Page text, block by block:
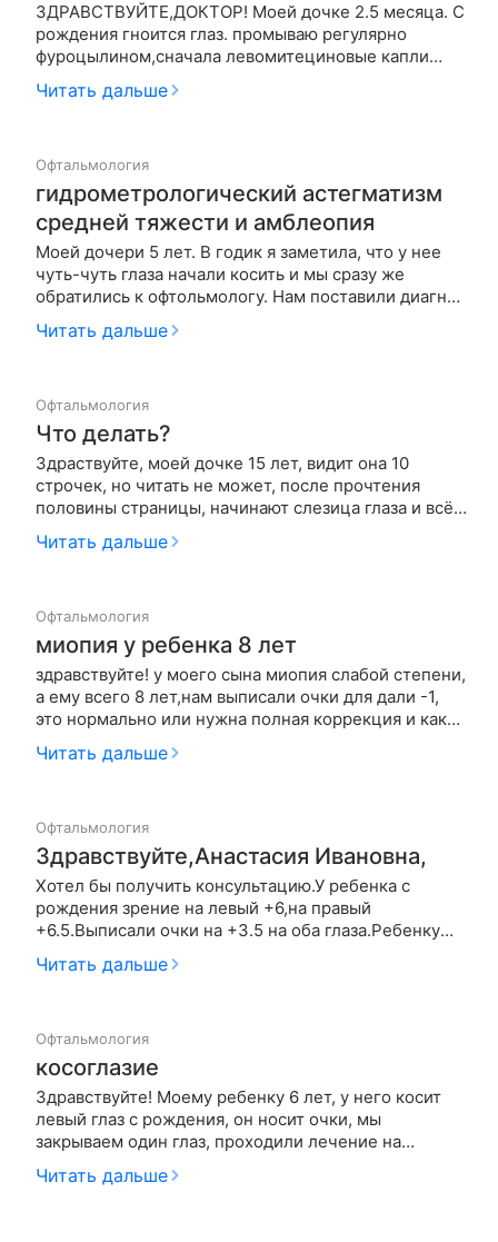
ЗДРАВСТВУЙТЕ,ДОКТОР! Моей дочке 2.5 месяца. С
рождения гноится глаз. промываю регулярно
фуроцылином,сначала левомитециновые капли
капала и альбуцид,затем перешли на тобрекс и
витабакт. (все назначал врач). ничего не помогает.
Читать дальше
Офтальмология
гидрометрологический астегматизм
средней тяжести и амблеопия
Моей дочери 5 лет. В годик я заметила, что у нее
чуть-чуть глаза начали косить и мы сразу же
обратились к офтольмологу. Нам поставили диагноз
гидрометрологический астегматизм средней
тяжести, амблеопию и сходящееся косоглазие.
Читать дальше
Офтальмология
Что делать?
Здраствуйте, моей дочке 15 лет, видит она 10
строчек, но читать не может, после прочтения
половины страницы, начинают слезица глаза и всё
расплывается. Два года наблюдаемся у врачей,и
они уже не знают какие лекарства и витамины
Читать дальше
Офтальмология
миопия у ребенка 8 лет
здравствуйте! у моего сына миопия слабой степени,
а ему всего 8 лет,нам выписали очки для дали -1,
это нормально или нужна полная коррекция и как
можно полечить глаза, чтобы зрение не падало?
раньше были упражнения на компьютере и капли
Читать дальше
Офтальмология
Здравствуйте,Анастасия Ивановна,
Хотел бы получить консультацию.У ребенка с
рождения зрение на левый +6,на правый
+6.5.Выписали очки на +3.5 на оба глаза.Ребенку
сейчас 3 года,1.5 из них он ходит в очках.Ни каких
изменений нет вообще!Правильно ли нам
Читать дальше
Офтальмология
косоглазие
Здравствуйте! Моему ребенку 6 лет, у него косит
левый глаз с рождения, он носит очки, мы
закрываем один глаз, проходили лечение на
различных аппаратах ,прокололи ретиналамин пока
один курс .Есть атрофия какого-то участка
Читать дальше